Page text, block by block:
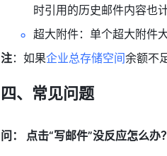
时引用的历史邮件内容也
超大附件：单个超大附件
注：如果企业总存储空间余额不
四、常见问题
问： 点击“写邮件”没反应怎么办？